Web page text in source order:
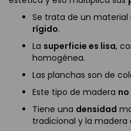
Se trata de un material
rígido.
La superficie es lisa,
homogénea.
Las planchas son de
Este tipo de madera
Tiene una densidad
tradicional y la